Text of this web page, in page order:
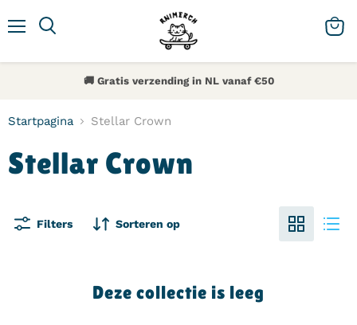
🚚 Gratis verzending in NL vanaf €50
Startpagina Stellar Crown
Stellar Crown
Filters Sorteren op
Deze collectie is leeg